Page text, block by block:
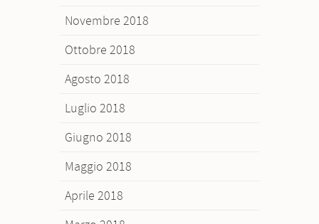
Novembre 2018
Ottobre 2018
Agosto 2018
Luglio 2018
Giugno 2018
Maggio 2018
Aprile 2018